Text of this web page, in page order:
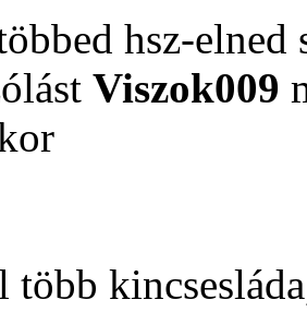
hsz-
Viszok009
több